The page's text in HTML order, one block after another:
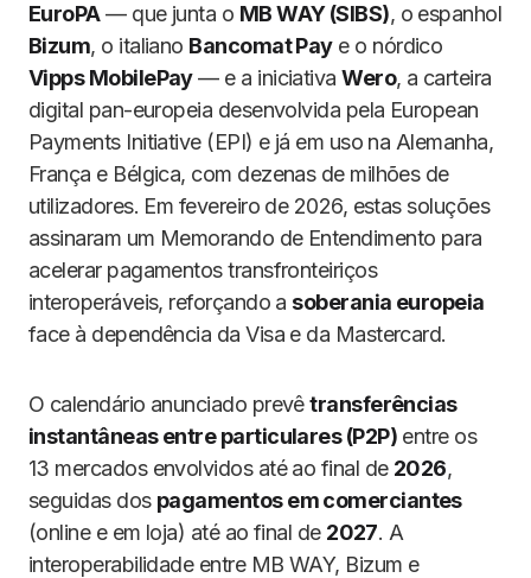
EuroPA— que junta o MB WAY (SIBS), o espanhol
Bizum, o italiano Bancomat Paye o nórdico
Vipps MobilePay— e a iniciativaWero, a carteira
digital pan-europeia desenvolvida pela European
Payments Initiative (EPI) e já em uso na Alemanha,
França e Bélgica, com dezenas de milhões de
utilizadores. Em fevereiro de 2026, estas soluções
assinaram um Memorando de Entendimento para
acelerar pagamentos transfronteiriços
interoperáveis, reforçando a soberania europeia
face à dependência da Visa e da Mastercard.
O calendário anunciado prevêtransferências
instantâneas entre particulares (P2P) entre os
13 mercados envolvidos até ao final de 2026,
seguidas dos pagamentos em comerciantes
(online e em loja) até ao final de 2027. A
interoperabilidade entre MB WAY, Bizum e